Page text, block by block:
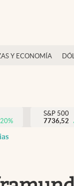
Y ECONOMÍA
%
S&P 500
7736,52